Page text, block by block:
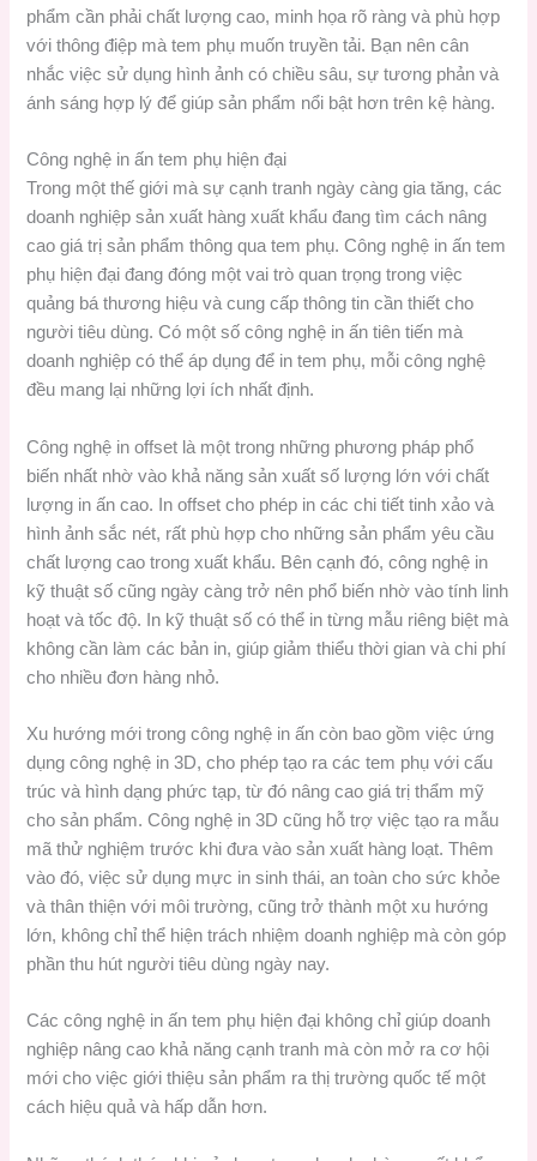
phẩm cần phải chất lượng cao, minh họa rõ ràng và phù hợp
với thông điệp mà tem phụ muốn truyền tải. Bạn nên cân
nhắc việc sử dụng hình ảnh có chiều sâu, sự tương phản và
ánh sáng hợp lý để giúp sản phẩm nổi bật hơn trên kệ hàng.
Công nghệ in ấn tem phụ hiện đại
Trong một thế giới mà sự cạnh tranh ngày càng gia tăng, các
doanh nghiệp sản xuất hàng xuất khẩu đang tìm cách nâng
cao giá trị sản phẩm thông qua tem phụ. Công nghệ in ấn tem
phụ hiện đại đang đóng một vai trò quan trọng trong việc
quảng bá thương hiệu và cung cấp thông tin cần thiết cho
người tiêu dùng. Có một số công nghệ in ấn tiên tiến mà
doanh nghiệp có thể áp dụng để in tem phụ, mỗi công nghệ
đều mang lại những lợi ích nhất định.
Công nghệ in offset là một trong những phương pháp phổ
biến nhất nhờ vào khả năng sản xuất số lượng lớn với chất
lượng in ấn cao. In offset cho phép in các chi tiết tinh xảo và
hình ảnh sắc nét, rất phù hợp cho những sản phẩm yêu cầu
chất lượng cao trong xuất khẩu. Bên cạnh đó, công nghệ in
kỹ thuật số cũng ngày càng trở nên phổ biến nhờ vào tính linh
hoạt và tốc độ. In kỹ thuật số có thể in từng mẫu riêng biệt mà
không cần làm các bản in, giúp giảm thiểu thời gian và chi phí
cho nhiều đơn hàng nhỏ.
Xu hướng mới trong công nghệ in ấn còn bao gồm việc ứng
dụng công nghệ in 3D, cho phép tạo ra các tem phụ với cấu
trúc và hình dạng phức tạp, từ đó nâng cao giá trị thẩm mỹ
cho sản phẩm. Công nghệ in 3D cũng hỗ trợ việc tạo ra mẫu
mã thử nghiệm trước khi đưa vào sản xuất hàng loạt. Thêm
vào đó, việc sử dụng mực in sinh thái, an toàn cho sức khỏe
và thân thiện với môi trường, cũng trở thành một xu hướng
lớn, không chỉ thể hiện trách nhiệm doanh nghiệp mà còn góp
phần thu hút người tiêu dùng ngày nay.
Các công nghệ in ấn tem phụ hiện đại không chỉ giúp doanh
nghiệp nâng cao khả năng cạnh tranh mà còn mở ra cơ hội
mới cho việc giới thiệu sản phẩm ra thị trường quốc tế một
cách hiệu quả và hấp dẫn hơn.